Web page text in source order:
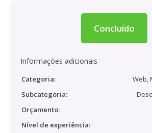
Concluído
Informações adicionais
Categoria:
Web,
Subcategoria:
Orçamento:
Nível de experiência: